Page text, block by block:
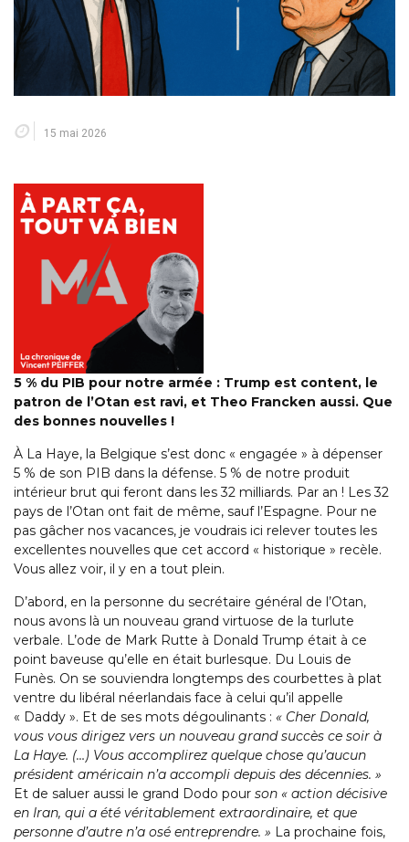
15 mai 2026
5 % du PIB pour notre armée : Trump est content, le
patron de l’Otan est ravi, et Theo Francken aussi. Que
des bonnes nouvelles !
À La Haye, la Belgique s’est donc « engagée » à dépenser
5 % de son PIB dans la défense. 5 % de notre produit
intérieur brut qui feront dans les 32 milliards. Par an ! Les 32
pays de l’Otan ont fait de même, sauf l’Espagne. Pour ne
pas gâcher nos vacances, je voudrais ici relever toutes les
excellentes nouvelles que cet accord « historique » recèle.
Vous allez voir, il y en a tout plein.
D’abord, en la personne du secrétaire général de l’Otan,
nous avons là un nouveau grand virtuose de la turlute
verbale. L’ode de Mark Rutte à Donald Trump était à ce
point baveuse qu’elle en était burlesque. Du Louis de
Funès. On se souviendra longtemps des courbettes à plat
ventre du libéral néerlandais face à celui qu’il appelle
« Daddy ». Et de ses mots dégoulinants : « Cher Donald,
vous vous dirigez vers un nouveau grand succès ce soir à
La Haye. (…) Vous accomplirez quelque chose qu’aucun
président américain n’a accompli depuis des décennies. »
Et de saluer aussi le grand Dodo pour son « action décisive
en Iran, qui a été véritablement extraordinaire, et que
personne d’autre n’a osé entreprendre. » La prochaine fois,